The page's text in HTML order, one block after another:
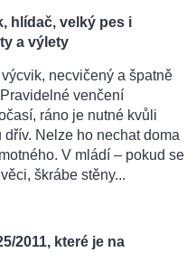
hlídač, velký pes i
a výlety
necvičený a špatně
venčení
ráno je nutné kvůli
Nelze ho nechat doma
V mládí – pokud se
škrábe stěny...
2011, které je na